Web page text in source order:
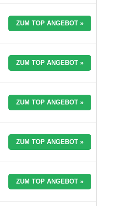
ZUM TOP ANGEBOT »
ZUM TOP ANGEBOT »
ZUM TOP ANGEBOT »
ZUM TOP ANGEBOT »
ZUM TOP ANGEBOT »